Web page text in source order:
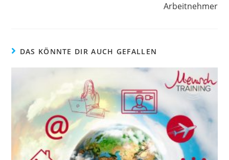
Arbeitnehmer
DAS KÖNNTE DIR AUCH GEFALLEN